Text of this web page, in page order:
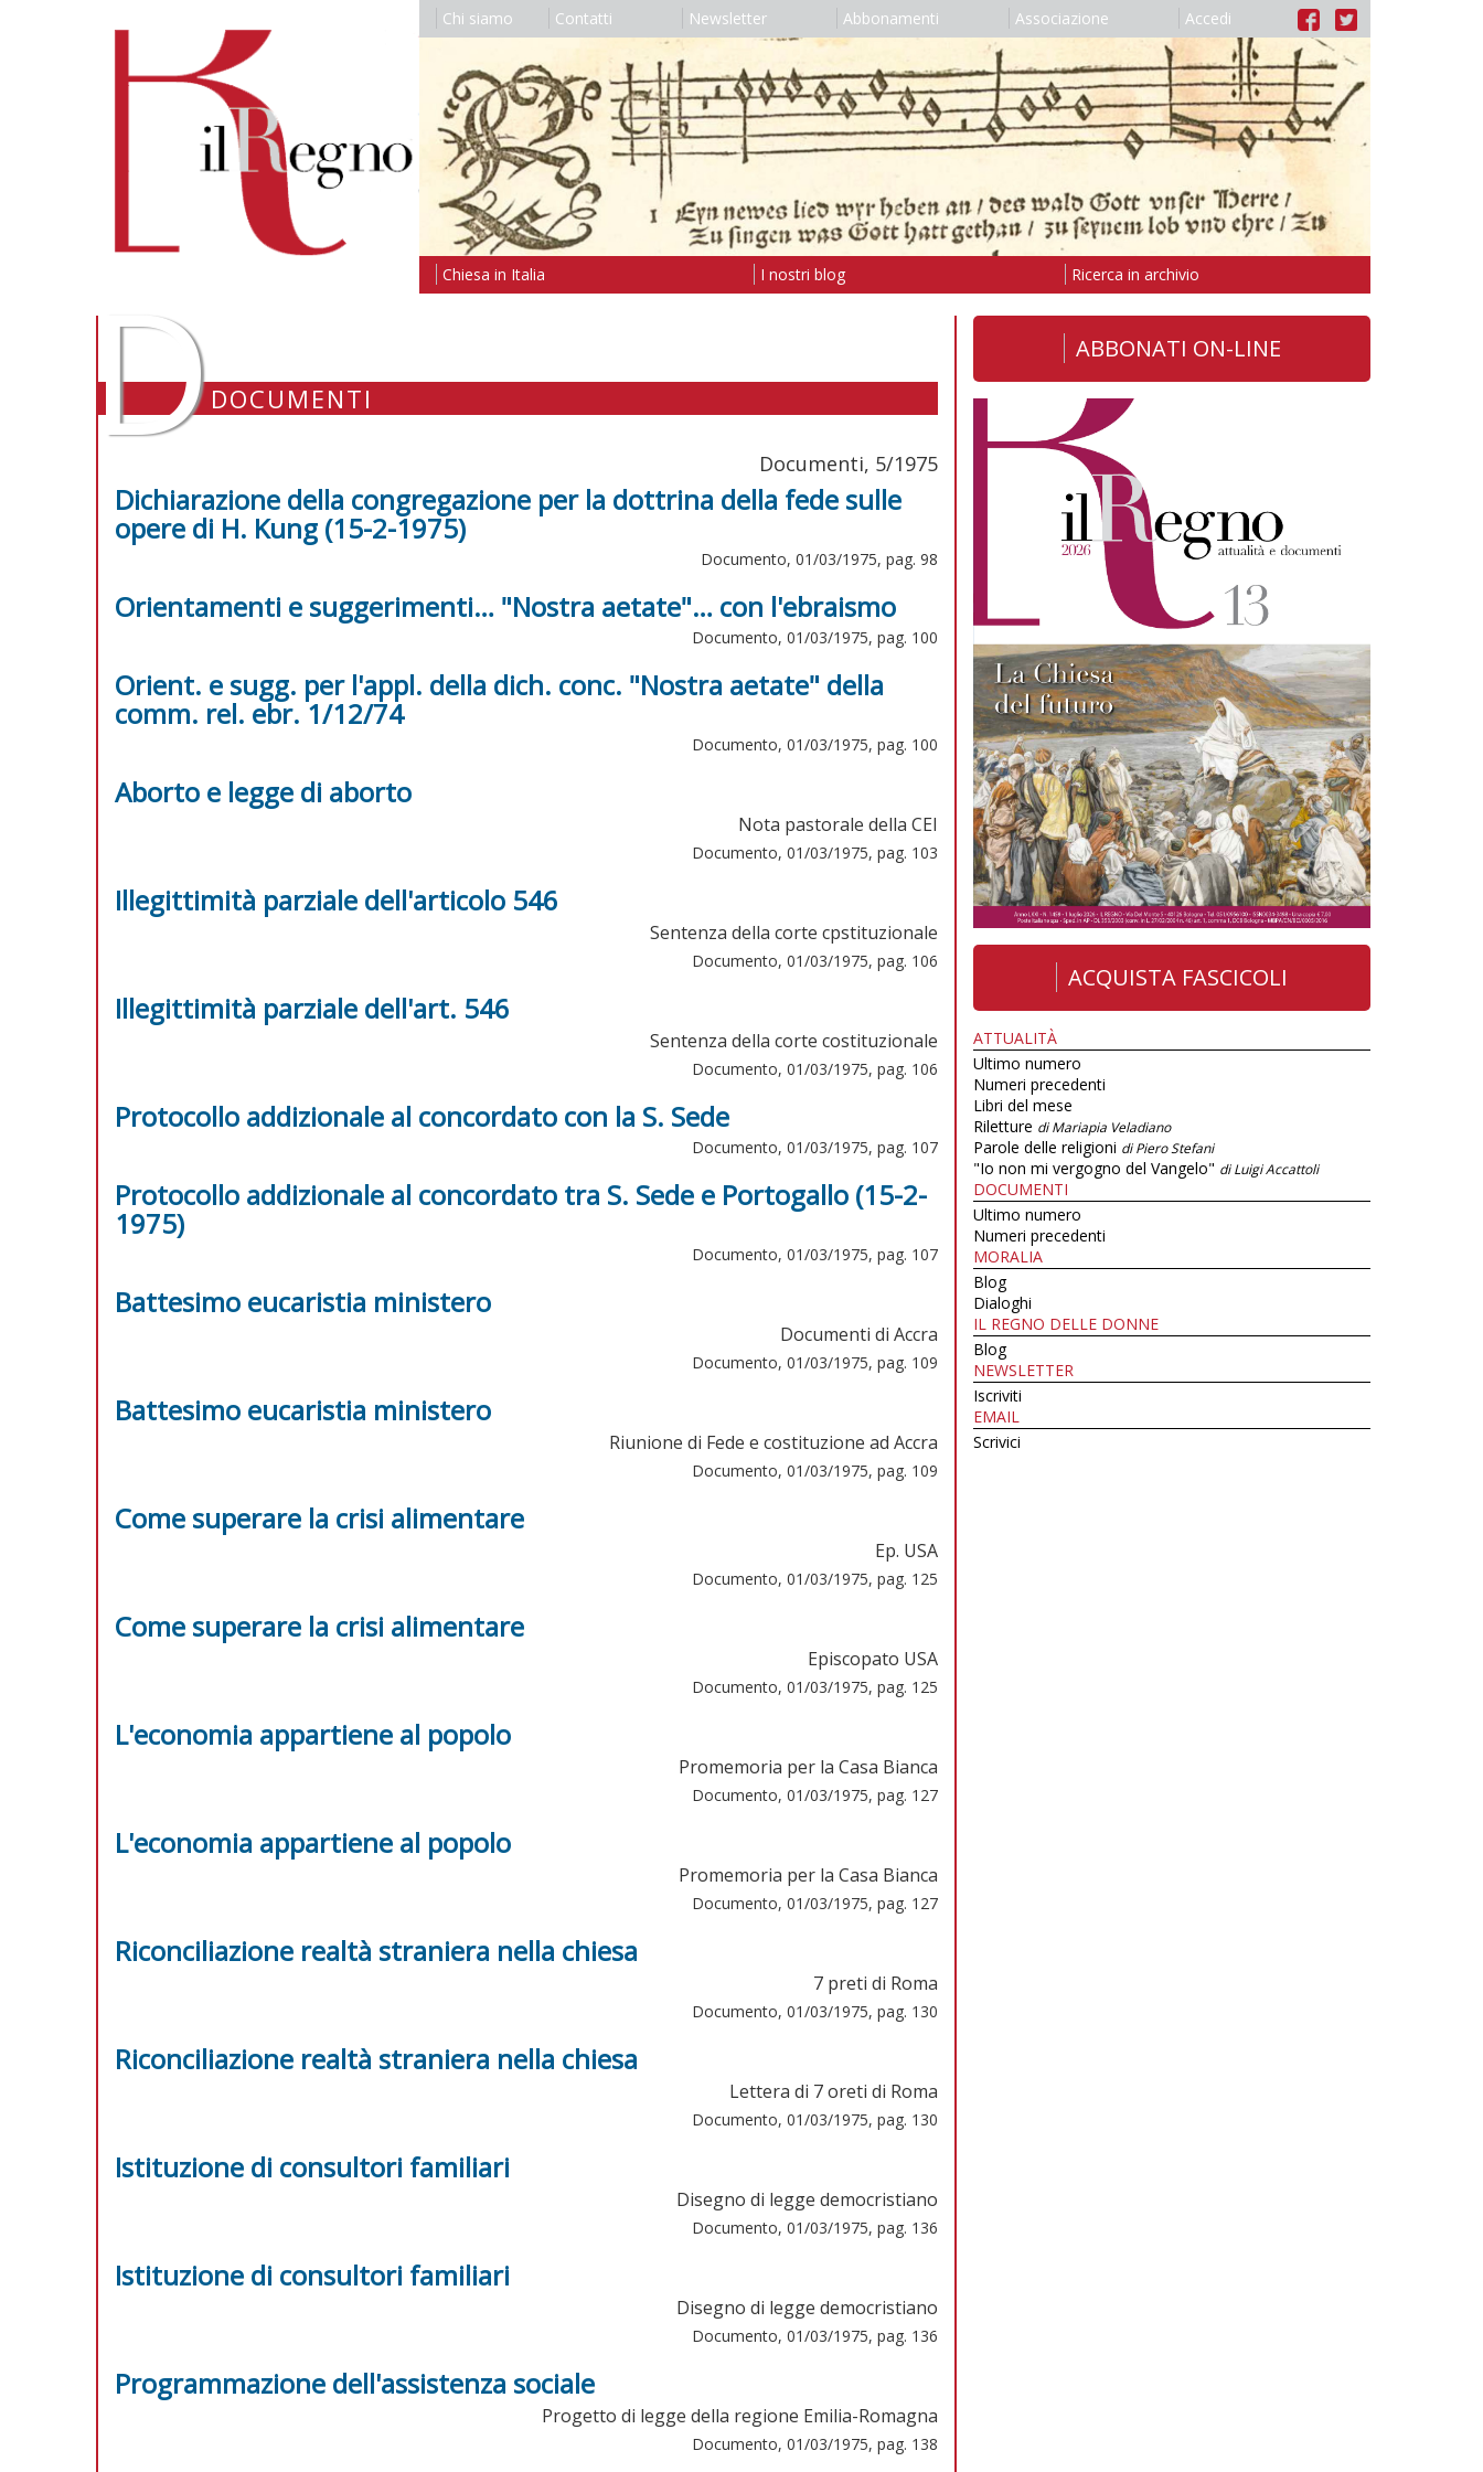
Chi siamo Contatti Newsletter Abbonamenti Associazione Accedi
Chiesa in Italia I nostri blog Ricerca in archivio
DDOCUMENTI
Documenti, 5/1975
Dichiarazione della congregazione per la dottrina della fede sulle
opere di H. Kung (15-2-1975)
Documento, 01/03/1975, pag. 98
Orientamenti e suggerimenti… "Nostra aetate"… con l'ebraismo
Documento, 01/03/1975, pag. 100
Orient. e sugg. per l'appl. della dich. conc. "Nostra aetate" della
comm. rel. ebr. 1/12/74
Documento, 01/03/1975, pag. 100
Aborto e legge di aborto
Nota pastorale della CEI
Documento, 01/03/1975, pag. 103
Illegittimità parziale dell'articolo 546
Sentenza della corte cpstituzionale
Documento, 01/03/1975, pag. 106
Illegittimità parziale dell'art. 546
Sentenza della corte costituzionale
Documento, 01/03/1975, pag. 106
Protocollo addizionale al concordato con la S. Sede
Documento, 01/03/1975, pag. 107
Protocollo addizionale al concordato tra S. Sede e Portogallo (15-2-
1975)
Documento, 01/03/1975, pag. 107
Battesimo eucaristia ministero
Documenti di Accra
Documento, 01/03/1975, pag. 109
Battesimo eucaristia ministero
Riunione di Fede e costituzione ad Accra
Documento, 01/03/1975, pag. 109
Come superare la crisi alimentare
Ep. USA
Documento, 01/03/1975, pag. 125
Come superare la crisi alimentare
Episcopato USA
Documento, 01/03/1975, pag. 125
L'economia appartiene al popolo
Promemoria per la Casa Bianca
Documento, 01/03/1975, pag. 127
L'economia appartiene al popolo
Promemoria per la Casa Bianca
Documento, 01/03/1975, pag. 127
Riconciliazione realtà straniera nella chiesa
7 preti di Roma
Documento, 01/03/1975, pag. 130
Riconciliazione realtà straniera nella chiesa
Lettera di 7 oreti di Roma
Documento, 01/03/1975, pag. 130
Istituzione di consultori familiari
Disegno di legge democristiano
Documento, 01/03/1975, pag. 136
Istituzione di consultori familiari
Disegno di legge democristiano
Documento, 01/03/1975, pag. 136
Programmazione dell'assistenza sociale
Progetto di legge della regione Emilia-Romagna
Documento, 01/03/1975, pag. 138
ABBONATI ON-LINE
ACQUISTA FASCICOLI
ATTUALITÀ
Ultimo numero
Numeri precedenti
Libri del mese
Riletture di Mariapia Veladiano
Parole delle religioni di Piero Stefani
"Io non mi vergogno del Vangelo" di Luigi Accattoli
DOCUMENTI
Ultimo numero
Numeri precedenti
MORALIA
Blog
Dialoghi
IL REGNO DELLE DONNE
Blog
NEWSLETTER
Iscriviti
EMAIL
Scrivici